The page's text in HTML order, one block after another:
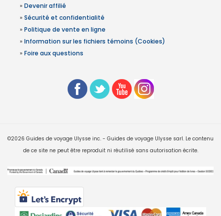
» Devenir affilié
» Sécurité et confidentialité
» Politique de vente en ligne
» Information sur les fichiers témoins (Cookies)
» Foire aux questions
©2026 Guides de voyage Ulysse inc. - Guides de voyage Ulysse sarl. Le contenu
de ce site ne peut être reproduit ni réutilisé sans autorisation écrite.